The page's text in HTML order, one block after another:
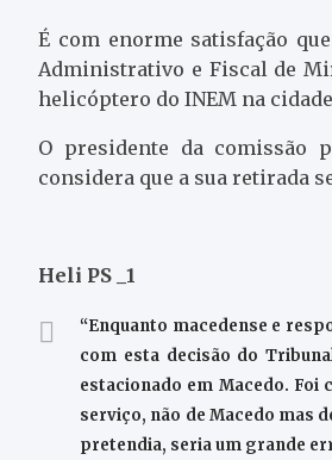
É com enorme satisfação
Administrativo e Fiscal de
helicóptero do INEM na
O presidente da comissão
considera que a sua retirada
Heli PS _1
“Enquanto macedense e
com esta decisão do
estacionado em Macedo. Foi
serviço, não de Macedo mas
pretendia, seria um grande